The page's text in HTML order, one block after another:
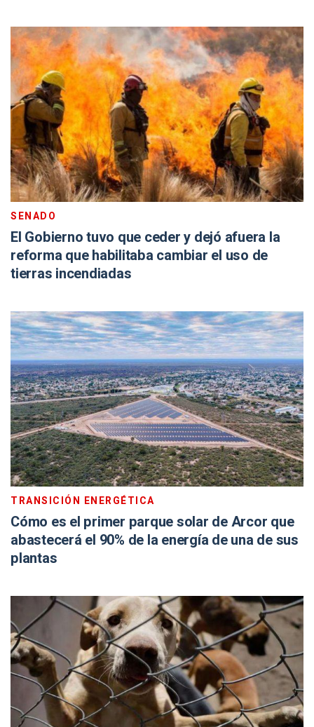
SENADO
El Gobierno tuvo que ceder y dejó afuera la
reforma que habilitaba cambiar el uso de
tierras incendiadas
TRANSICIÓN ENERGÉTICA
Cómo es el primer parque solar de Arcor que
abastecerá el 90% de la energía de una de sus
plantas